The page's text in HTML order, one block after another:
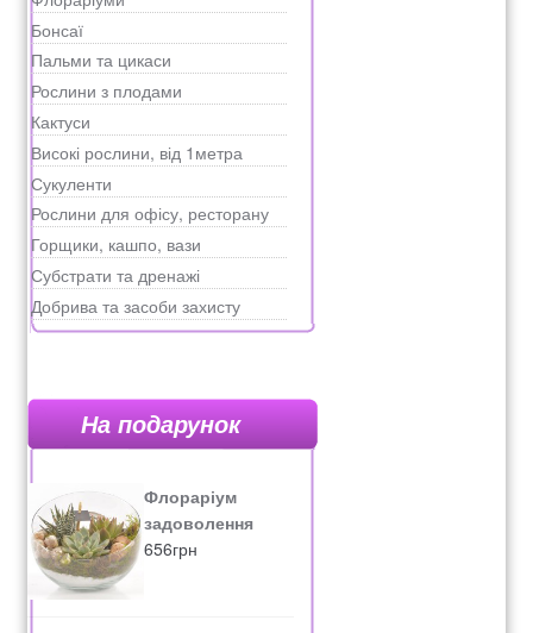
Бонсаї
Пальми та цикаси
Рослини з плодами
Кактуси
Високі рослини, від 1метра
Сукуленти
Рослини для офісу, ресторану
Горщики, кашпо, вази
Субстрати та дренажі
Добрива та засоби захисту
На подарунок
Флораріум
задоволення
656грн